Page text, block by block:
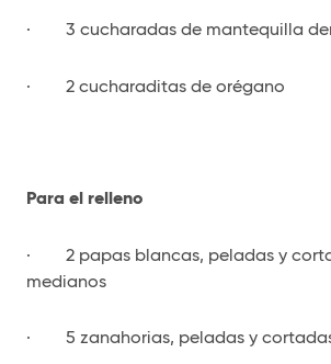
· 3 cucharadas de mantequilla
· 2 cucharaditas de orégano
Para el relleno
· 2 papas blancas, peladas y
medianos
· 5 zanahorias, peladas y